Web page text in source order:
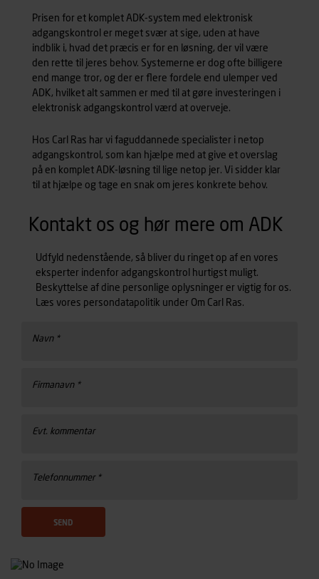
Prisen for et komplet ADK-system med elektronisk
adgangskontrol er meget svær at sige, uden at have
indblik i, hvad det præcis er for en løsning, der vil være
den rette til jeres behov. Systemerne er dog ofte billigere
end mange tror, og der er flere fordele end ulemper ved
ADK, hvilket alt sammen er med til at gøre investeringen i
elektronisk adgangskontrol værd at overveje.
Hos Carl Ras har vi faguddannede specialister i netop
adgangskontrol, som kan hjælpe med at give et overslag
på en komplet ADK-løsning til lige netop jer. Vi sidder klar
til at hjælpe og tage en snak om jeres konkrete behov.
Kontakt os og hør mere om ADK
Udfyld nedenstående, så bliver du ringet op af en vores
eksperter indenfor adgangskontrol hurtigst muligt.
Beskyttelse af dine personlige oplysninger er vigtig for os.
Læs vores persondatapolitik under Om Carl Ras.
Navn *
Firmanavn *
Evt. kommentar
Telefonnummer *
SEND